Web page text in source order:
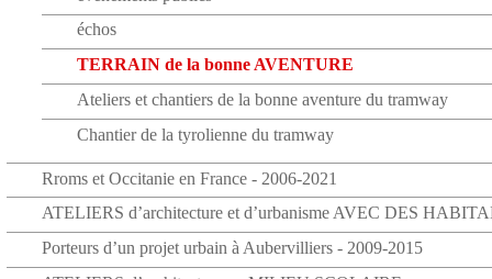
échos
TERRAIN de la bonne AVENTURE
Ateliers et chantiers de la bonne aventure du tramway
Chantier de la tyrolienne du tramway
Rroms et Occitanie en France - 2006-2021
ATELIERS d’architecture et d’urbanisme AVEC DES
Porteurs d’un projet urbain à Aubervilliers - 2009-2015